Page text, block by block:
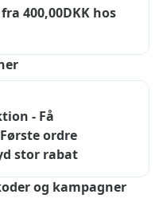
400,00DKK hos
- Få
ordre
stor rabat
og kampagner